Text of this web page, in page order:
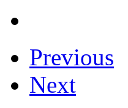
Previous
Next